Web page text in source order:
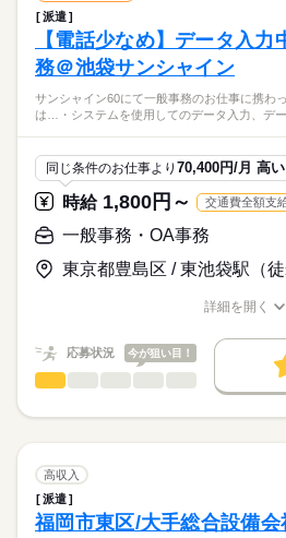
派遣
【電話少なめ】データ入
務＠池袋サンシャイン
サンシャイン60にて一般事務のお仕事に携わ
は…・システムを使用してのデータ入力、デ
同じ条件のお仕事より 70,400円/月 高い
時給1,800円～ 交通費全額支
一般事務・OA事務
東京都豊島区 / 東池袋駅（徒
多い年齢層 低い
男女の割合 男性
仕事の仕方
業界 建築・土木・不動産関連
一般事務・OA事務
▼具体的には…
・システムを使用してのデータ入力、
・書類作成およびファイリング
→データだけではなく、紙にプリン
詳細を開く
応募状況 今が狙い目！
高収入
派遣
福岡市東区/大手総合設備